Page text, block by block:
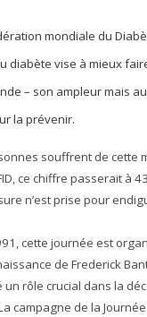
mondiale du
diabète vise à mieux
– son ampleur mais
la prévenir.
souffrent de cette
ce chiffre passerait à
n’est prise pour
cette journée est
de Frederick
un rôle crucial dans la
campagne de la